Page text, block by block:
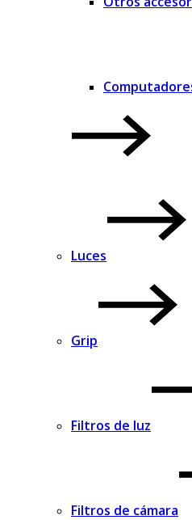
Luces
Grip
Filtros de luz
Filtros de cámara